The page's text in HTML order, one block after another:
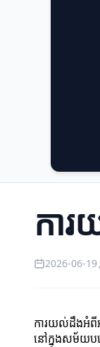
ការ
2026-06-19
ការយល់ដឹងអំពីអ
នៅក្នុងសម័យបច្